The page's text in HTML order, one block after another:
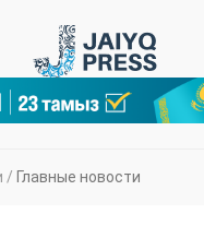
/ Главные новости